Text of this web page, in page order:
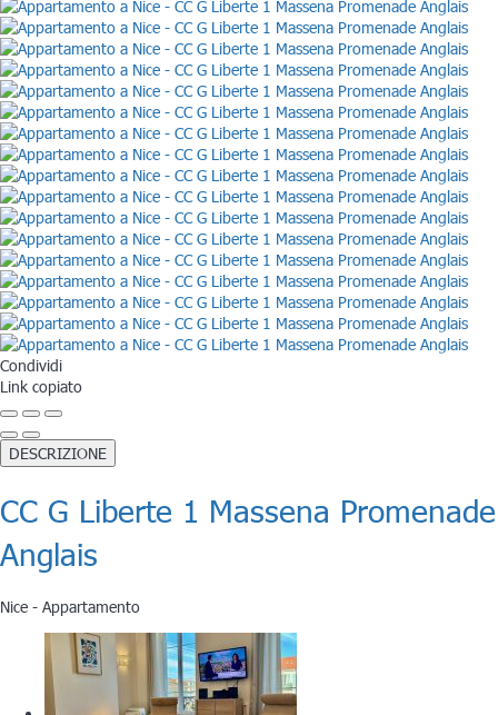
Condividi
Link copiato
DESCRIZIONE
CC G Liberte 1 Massena Promenade
Anglais
Nice - Appartamento